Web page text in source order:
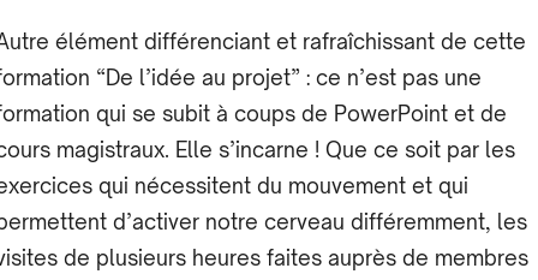
élément différenciant et rafraîchissant de cette
“De l’idée au projet” : ce n’est pas une
qui se subit à coups de PowerPoint et de
magistraux. Elle s’incarne ! Que ce soit par les
qui nécessitent du mouvement et qui
d’activer notre cerveau différemment, les
de plusieurs heures faites auprès de membres